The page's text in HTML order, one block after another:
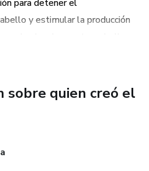
para detener el
y estimular la producción
no quieres recurrir a métodos
secundarias de los
sobre quien creó el